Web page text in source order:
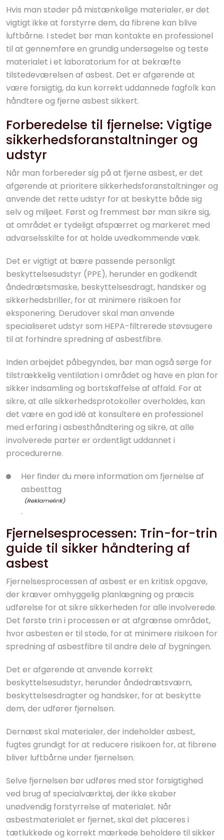
Hvis man støder på mistænkelige materialer, er det
vigtigt ikke at forstyrre dem, da fibrene kan blive
luftbårne. I stedet bør man kontakte en professionel
til at gennemføre en grundig undersøgelse og teste
materialet i et laboratorium for at bekræfte
tilstedeværelsen af asbest. Det er afgørende at
være forsigtig, da kun korrekt uddannede fagfolk kan
håndtere og fjerne asbest sikkert.
Forberedelse til fjernelse: Vigtige
sikkerhedsforanstaltninger og
udstyr
Når man forbereder sig på at fjerne asbest, er det
afgørende at prioritere sikkerhedsforanstaltninger og
anvende det rette udstyr for at beskytte både sig
selv og miljøet. Først og fremmest bør man sikre sig,
at området er tydeligt afspærret og markeret med
advarselsskilte for at holde uvedkommende væk.
Det er vigtigt at bære passende personligt
beskyttelsesudstyr (PPE), herunder en godkendt
åndedrætsmaske, beskyttelsesdragt, handsker og
sikkerhedsbriller, for at minimere risikoen for
eksponering. Derudover skal man anvende
specialiseret udstyr som HEPA-filtrerede støvsugere
til at forhindre spredning af asbestfibre.
Inden arbejdet påbegyndes, bør man også sørge for
tilstrækkelig ventilation i området og have en plan for
sikker indsamling og bortskaffelse af affald. For at
sikre, at alle sikkerhedsprotokoller overholdes, kan
det være en god idé at konsultere en professionel
med erfaring i asbesthåndtering og sikre, at alle
involverede parter er ordentligt uddannet i
procedurerne.
Her finder du mere information om fjernelse af
asbesttag
.
Fjernelsesprocessen: Trin-for-trin
guide til sikker håndtering af
asbest
Fjernelsesprocessen af asbest er en kritisk opgave,
der kræver omhyggelig planlægning og præcis
udførelse for at sikre sikkerheden for alle involverede.
Det første trin i processen er at afgrænse området,
hvor asbesten er til stede, for at minimere risikoen for
spredning af asbestfibre til andre dele af bygningen.
Det er afgørende at anvende korrekt
beskyttelsesudstyr, herunder åndedrætsværn,
beskyttelsesdragter og handsker, for at beskytte
dem, der udfører fjernelsen.
Dernæst skal materialer, der indeholder asbest,
fugtes grundigt for at reducere risikoen for, at fibrene
bliver luftbårne under fjernelsen.
Selve fjernelsen bør udføres med stor forsigtighed
ved brug af specialværktøj, der ikke skaber
unødvendig forstyrrelse af materialet. Når
asbestmaterialet er fjernet, skal det placeres i
tætlukkede og korrekt mærkede beholdere til sikker